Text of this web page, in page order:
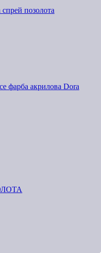
позолота
фарба акрилова Dora